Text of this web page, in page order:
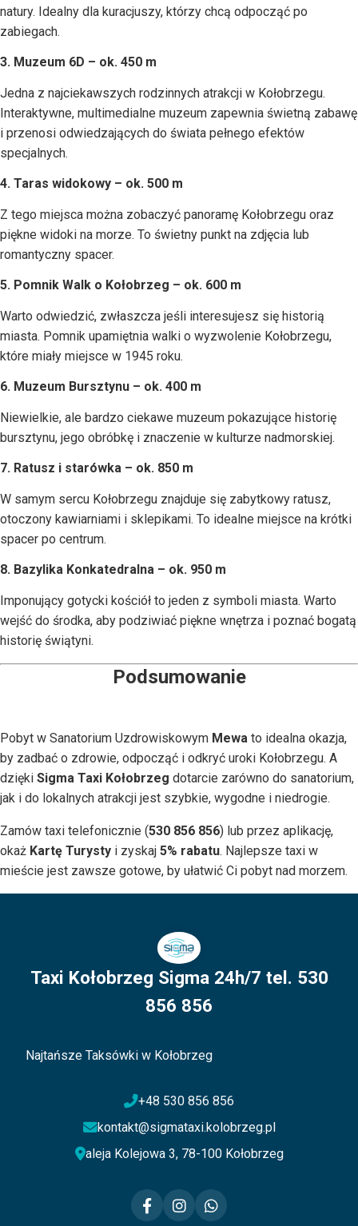
natury. Idealny dla kuracjuszy, którzy chcą odpocząć po
zabiegach.
3. Muzeum 6D – ok. 450 m
Jedna z najciekawszych rodzinnych atrakcji w Kołobrzegu.
Interaktywne, multimedialne muzeum zapewnia świetną zabawę
i przenosi odwiedzających do świata pełnego efektów
specjalnych.
4. Taras widokowy – ok. 500 m
Z tego miejsca można zobaczyć panoramę Kołobrzegu oraz
piękne widoki na morze. To świetny punkt na zdjęcia lub
romantyczny spacer.
5. Pomnik Walk o Kołobrzeg – ok. 600 m
Warto odwiedzić, zwłaszcza jeśli interesujesz się historią
miasta. Pomnik upamiętnia walki o wyzwolenie Kołobrzegu,
które miały miejsce w 1945 roku.
6. Muzeum Bursztynu – ok. 400 m
Niewielkie, ale bardzo ciekawe muzeum pokazujące historię
bursztynu, jego obróbkę i znaczenie w kulturze nadmorskiej.
7. Ratusz i starówka – ok. 850 m
W samym sercu Kołobrzegu znajduje się zabytkowy ratusz,
otoczony kawiarniami i sklepikami. To idealne miejsce na krótki
spacer po centrum.
8. Bazylika Konkatedralna – ok. 950 m
Imponujący gotycki kościół to jeden z symboli miasta. Warto
wejść do środka, aby podziwiać piękne wnętrza i poznać bogatą
historię świątyni.
Podsumowanie
Pobyt w Sanatorium Uzdrowiskowym Mewa to idealna okazja,
by zadbać o zdrowie, odpocząć i odkryć uroki Kołobrzegu. A
dzięki Sigma Taxi Kołobrzeg dotarcie zarówno do sanatorium,
jak i do lokalnych atrakcji jest szybkie, wygodne i niedrogie.
Zamów taxi telefonicznie (530 856 856) lub przez aplikację,
okaż Kartę Turysty i zyskaj 5% rabatu. Najlepsze taxi w
mieście jest zawsze gotowe, by ułatwić Ci pobyt nad morzem.
Taxi Kołobrzeg Sigma 24h/7 tel. 530
856 856
Najtańsze Taksówki w Kołobrzeg
+48 530 856 856
kontakt@sigmataxi.kolobrzeg.pl
aleja Kolejowa 3, 78-100 Kołobrzeg